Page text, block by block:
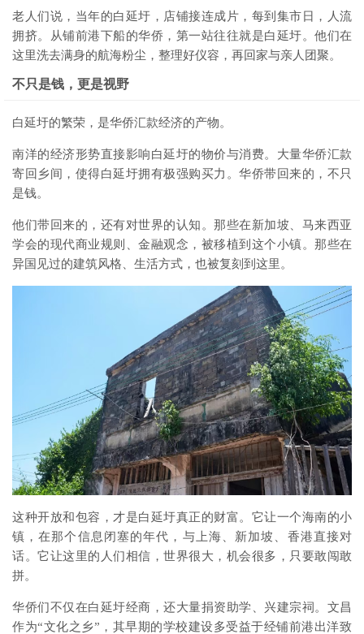
老人们说，当年的白延圩，店铺接连成片，每到集市日，人流
拥挤。从铺前港下船的华侨，第一站往往就是白延圩。他们在
这里洗去满身的航海粉尘，整理好仪容，再回家与亲人团聚。
不只是钱，更是视野
白延圩的繁荣，是华侨汇款经济的产物。
南洋的经济形势直接影响白延圩的物价与消费。大量华侨汇款
寄回乡间，使得白延圩拥有极强购买力。华侨带回来的，不只
是钱。
他们带回来的，还有对世界的认知。那些在新加坡、马来西亚
学会的现代商业规则、金融观念，被移植到这个小镇。那些在
异国见过的建筑风格、生活方式，也被复刻到这里。
这种开放和包容，才是白延圩真正的财富。它让一个海南的小
镇，在那个信息闭塞的年代，与上海、新加坡、香港直接对
话。它让这里的人们相信，世界很大，机会很多，只要敢闯敢
拼。
华侨们不仅在白延圩经商，还大量捐资助学、兴建宗祠。文昌
作为“文化之乡”，其早期的学校建设多受益于经铺前港出洋致